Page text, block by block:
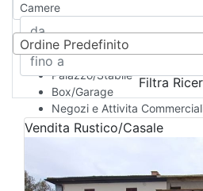
Rustico/Casale
Camera d'Albergo
Multiproprietà
Palazzo/Stabile
Box/Garage
Negozi e Attivita
Qualsiasi
Attività/Licenza Commerciale
Bar/Ristorante
Camere
Ordine Predefinito
Filtra
Vendita Rustico/Casale